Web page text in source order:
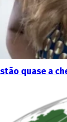
quase a